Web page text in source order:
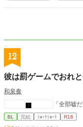
12
彼は罰ゲームでおれ
和泉奏
「全部嘘
BL 完結 ｼｮｰﾄｼｮｰﾄ R18